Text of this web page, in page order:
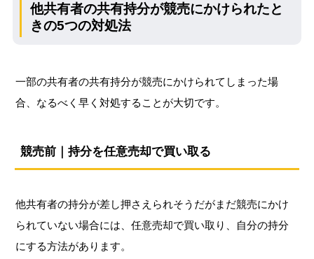
他共有者の共有持分が競売にかけられたと
きの5つの対処法
一部の共有者の共有持分が競売にかけられてしまった場
合、なるべく早く対処することが大切です。
競売前｜持分を任意売却で買い取る
他共有者の持分が差し押さえられそうだがまだ競売にかけ
られていない場合には、任意売却で買い取り、自分の持分
にする方法があります。